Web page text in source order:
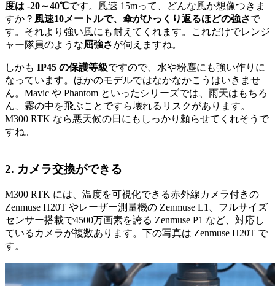
度は -20～40℃です。風速 15mって、どんな風か想像つきま
すか？ 風速10メートルで、傘がひっくり返るほどの強さで
す。それより強い風にも耐えてくれます。これだけでレンジ
ャー隊員のような屈強さが伺えますね。
しかも IP45 の保護等級ですので、水や粉塵にも強い作りに
なっています。ほかのモデルではなかなかこうはいきませ
ん。Mavic や Phantom といったシリーズでは、雨天はもちろ
ん、霧の中を飛ぶことですら壊れるリスクがあります。
M300 RTK なら悪天候の日にもしっかり頼らせてくれそうで
すね。
2. カメラ交換ができる
M300 RTK には、温度を可視化できる赤外線カメラ付きの
Zenmuse H20T やレーザー測量機の Zenmuse L1、フルサイズ
センサー搭載で4500万画素を誇る Zenmuse P1 など、対応し
ているカメラが複数あります。下の写真は Zenmuse H20T で
す。